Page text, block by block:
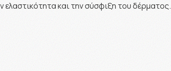
ελαστικότητα και την σύσφιξη του δέρματος.